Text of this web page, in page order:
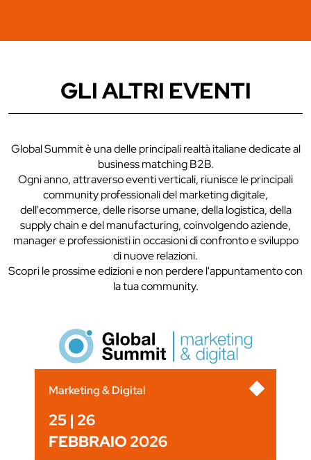
GLI ALTRI EVENTI
Global Summit è una delle principali realtà italiane dedicate al
business matching B2B.
Ogni anno, attraverso eventi verticali, riunisce le principali
community professionali del marketing digitale,
dell'ecommerce, delle risorse umane, della logistica, della
supply chain e del manufacturing, coinvolgendo aziende,
manager e professionisti in occasioni di confronto e sviluppo
di nuove relazioni.
Scopri le prossime edizioni e non perdere l'appuntamento con
la tua community.
Marketing & Digital
25 | 26
FEBBRAIO 2026